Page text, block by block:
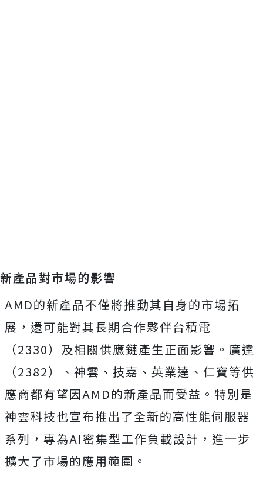
新產品對市場的影響
AMD的新產品不僅將推動其自身的市場拓
展，還可能對其長期合作夥伴台積電
（2330）及相關供應鏈產生正面影響。廣達
（2382）、神雲、技嘉、英業達、仁寶等供
應商都有望因AMD的新產品而受益。特別是
神雲科技也宣布推出了全新的高性能伺服器
系列，專為AI密集型工作負載設計，進一步
擴大了市場的應用範圍。